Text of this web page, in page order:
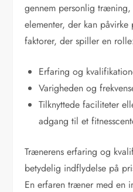
gennem personlig
elementer, der kan
faktorer, der spiller en
Erfaring og
Varigheden og
Tilknyttede faciliteter
adgang til et
Trænerens erfaring og
betydelig indflydelse på
En erfaren træner med en